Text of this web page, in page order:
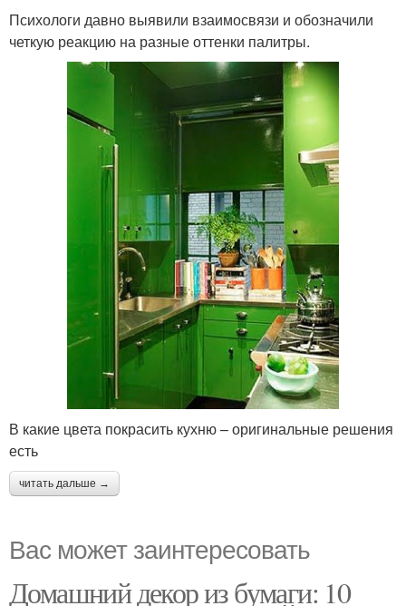
Психологи давно выявили взаимосвязи и обозначили
четкую реакцию на разные оттенки палитры.
В какие цвета покрасить кухню – оригинальные решения
есть
читать дальше →
Вас может заинтересовать
Домашний декор из бумаги: 10